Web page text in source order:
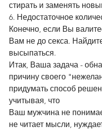
стирать и заменять
6. Недостаточное
Конечно, если Вы
Вам не до секса.
высыпаться.
Итак, Ваша задача -
причину своего
придумать способ
учитывая, что
Ваш мужчина не
не читает мысли,